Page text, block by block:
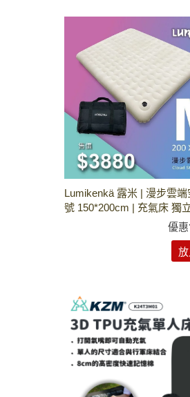
Lumikenkä 露米 | 漫步雲
號 150*200cm | 充氣床 獨
優